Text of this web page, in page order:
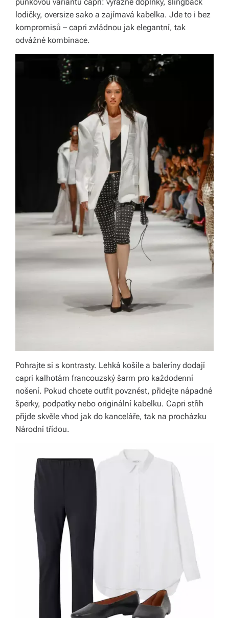
lodičky, oversize sako a zajímavá kabelka. Jde to i bez
kompromisů – capri zvládnou jak elegantní, tak
odvážné kombinace.
Pohrajte si s kontrasty. Lehká košile a baleríny dodají
capri kalhotám francouzský šarm pro každodenní
nošení. Pokud chcete outfit povznést, přidejte nápadné
šperky, podpatky nebo originální kabelku. Capri střih
přijde skvěle vhod jak do kanceláře, tak na procházku
Národní třídou.